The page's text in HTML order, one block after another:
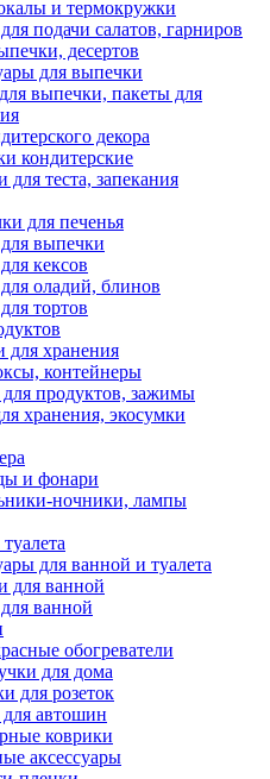
и термокружки
подачи салатов, гарниров
десертов
для выпечки
выпечки, пакеты для
декора
кондитерские
для теста, запекания
для печенья
выпечки
кексов
оладий, блинов
тортов
для хранения
контейнеры
продуктов, зажимы
хранения, экосумки
и фонари
ночники, лампы
для ванной и туалета
для ванной
ванной
обогреватели
для дома
для розеток
автошин
коврики
аксессуары